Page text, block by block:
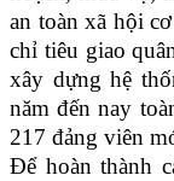
an toàn xã hội
chỉ tiêu giao
xây dựng hệ
năm đến nay
217 đảng viên
Để hoàn thành